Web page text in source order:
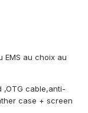
EMS au choix au
,OTG cable,anti-
case + screen